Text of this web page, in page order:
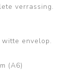
verrassing.
envelop.
(A6)